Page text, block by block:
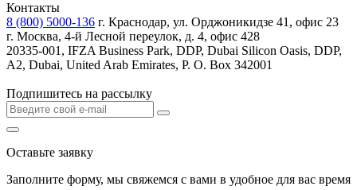
Контакты
8 (800) 5000-136 г. Краснодар, ул. Орджоникидзе 41, офис 23
г. Москва, 4-й Лесной переулок, д. 4, офис 428
20335-001, IFZA Business Park, DDP, Dubai Silicon Oasis, DDP,
A2, Dubai, United Arab Emirates, P. O. Box 342001
Подпишитесь на рассылку
Оставьте заявку
Заполните форму, мы свяжемся с вами в удобное для вас время